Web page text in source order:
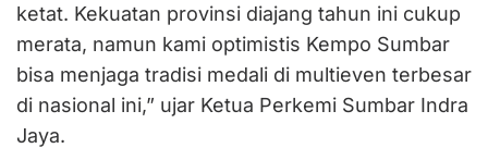
ketat. Kekuatan provinsi diajang tahun ini cukup
merata, namun kami optimistis Kempo Sumbar
bisa menjaga tradisi medali di multieven terbesar
di nasional ini,” ujar Ketua Perkemi Sumbar Indra
Jaya.